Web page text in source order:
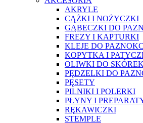
AKRYLE
CĄŻKI I NOŻYCZKI
GĄBECZKI DO
FREZY I KAPTURKI
KLEJE DO
KOPYTKA I
OLIWKI DO SKÓREK
PĘDZELKI DO
PĘSETY
PILNIKI I POLERKI
PŁYNY I
RĘKAWICZKI
STEMPLE